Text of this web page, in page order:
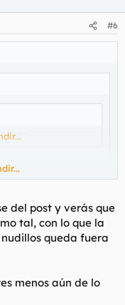
#6
humor andaluz para
del post y verás que
tal, con lo que la
queda fuera
menos aún de lo